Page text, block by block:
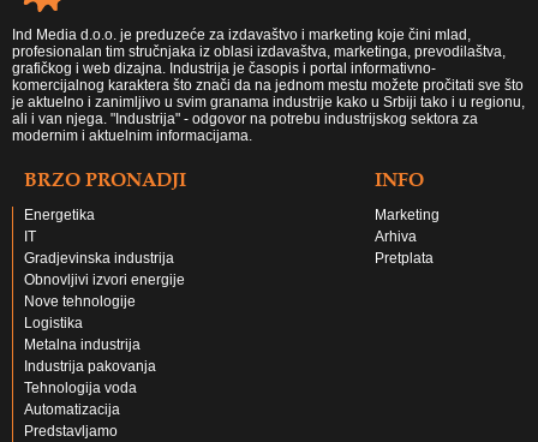
Ind Media d.o.o. je preduzeće za izdavaštvo i marketing koje čini mlad,
profesionalan tim stručnjaka iz oblasi izdavaštva, marketinga, prevodilaštva,
grafičkog i web dizajna. Industrija je časopis i portal informativno-
komercijalnog karaktera što znači da na jednom mestu možete pročitati sve što
je aktuelno i zanimljivo u svim granama industrije kako u Srbiji tako i u regionu,
ali i van njega. "Industrija" - odgovor na potrebu industrijskog sektora za
modernim i aktuelnim informacijama.
BRZO PRONADJI
Energetika
IT
Gradjevinska industrija
Obnovljivi izvori energije
Nove tehnologije
Logistika
Metalna industrija
Industrija pakovanja
Tehnologija voda
Automatizacija
Predstavljamo
INFO
Marketing
Arhiva
Pretplata